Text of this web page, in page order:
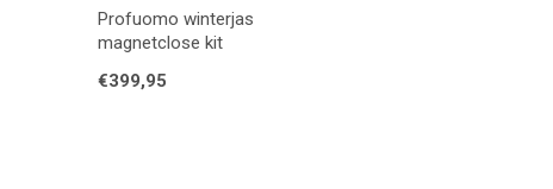
Profuomo winterjas
magnetclose kit
€399,95